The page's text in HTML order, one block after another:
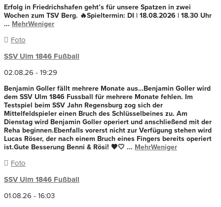
Erfolg in Friedrichshafen geht’s für unsere Spatzen in zwei
Wochen zum TSV Berg. 🔥Spieltermin: DI | 18.08.2026 | 18.30 Uhr
... MehrWeniger
Foto
SSV Ulm 1846 Fußball
02.08.26 - 19:29
Benjamin Goller fällt mehrere Monate aus…Benjamin Goller wird
dem SSV Ulm 1846 Fussball für mehrere Monate fehlen. Im
Testspiel beim SSV Jahn Regensburg zog sich der
Mittelfeldspieler einen Bruch des Schlüsselbeines zu. Am
Dienstag wird Benjamin Goller operiert und anschließend mit der
Reha beginnen.Ebenfalls vorerst nicht zur Verfügung stehen wird
Lucas Röser, der nach einem Bruch eines Fingers bereits operiert
ist.Gute Besserung Benni & Rösi! 🖤🤍 ... MehrWeniger
Foto
SSV Ulm 1846 Fußball
01.08.26 - 16:03